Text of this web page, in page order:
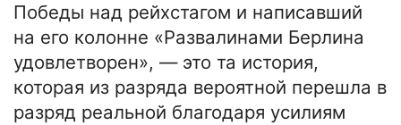
Победы над рейхстагом и написавший
на его колонне «Развалинами Берлина
удовлетворен», — это та история,
которая из разряда вероятной перешла в
разряд реальной благодаря усилиям